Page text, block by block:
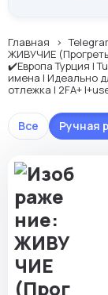
Главная
ЖИВУЧИЕ
✔️Европа Турция |
имена | Идеально
отлежка | 2FA+
Все Ручная